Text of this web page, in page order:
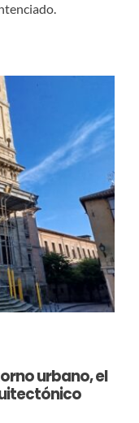
urbano, el